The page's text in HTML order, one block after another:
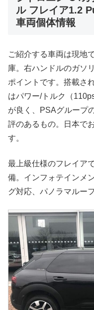
ル フレイア1.2
車両個体情報
ご紹介する車両は現地
庫。右ハンドルのガソ
ポイントです。搭載さ
はパワー/トルク（
が良く、PSAグループ
評のあるもの。日本で
す。
最上級仕様のフレイア
備。インフォテインメ
グ対応、パノラマルー